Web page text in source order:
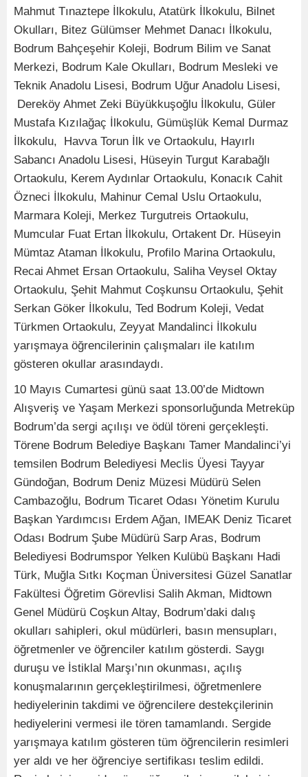
Mahmut Tınaztepe İlkokulu, Atatürk İlkokulu, Bilnet
Okulları, Bitez Gülümser Mehmet Danacı İlkokulu,
Bodrum Bahçeşehir Koleji, Bodrum Bilim ve Sanat
Merkezi, Bodrum Kale Okulları, Bodrum Mesleki ve
Teknik Anadolu Lisesi, Bodrum Uğur Anadolu Lisesi,
Dereköy Ahmet Zeki Büyükkuşoğlu İlkokulu, Güler
Mustafa Kızılağaç İlkokulu, Gümüşlük Kemal Durmaz
İlkokulu, Havva Torun İlk ve Ortaokulu, Hayırlı
Sabancı Anadolu Lisesi, Hüseyin Turgut Karabağlı
Ortaokulu, Kerem Aydınlar Ortaokulu, Konacık Cahit
Özneci İlkokulu, Mahinur Cemal Uslu Ortaokulu,
Marmara Koleji, Merkez Turgutreis Ortaokulu,
Mumcular Fuat Ertan İlkokulu, Ortakent Dr. Hüseyin
Mümtaz Ataman İlkokulu, Profilo Marina Ortaokulu,
Recai Ahmet Ersan Ortaokulu, Saliha Veysel Oktay
Ortaokulu, Şehit Mahmut Coşkunsu Ortaokulu, Şehit
Serkan Göker İlkokulu, Ted Bodrum Koleji, Vedat
Türkmen Ortaokulu, Zeyyat Mandalinci İlkokulu
yarışmaya öğrencilerinin çalışmaları ile katılım
gösteren okullar arasındaydı.
10 Mayıs Cumartesi günü saat 13.00’de Midtown
Alışveriş ve Yaşam Merkezi sponsorluğunda Metreküp
Bodrum’da sergi açılışı ve ödül töreni gerçekleşti.
Törene Bodrum Belediye Başkanı Tamer Mandalinci’yi
temsilen Bodrum Belediyesi Meclis Üyesi Tayyar
Gündoğan, Bodrum Deniz Müzesi Müdürü Selen
Cambazoğlu, Bodrum Ticaret Odası Yönetim Kurulu
Başkan Yardımcısı Erdem Ağan, IMEAK Deniz Ticaret
Odası Bodrum Şube Müdürü Sarp Aras, Bodrum
Belediyesi Bodrumspor Yelken Kulübü Başkanı Hadi
Türk, Muğla Sıtkı Koçman Üniversitesi Güzel Sanatlar
Fakültesi Öğretim Görevlisi Salih Akman, Midtown
Genel Müdürü Coşkun Altay, Bodrum’daki dalış
okulları sahipleri, okul müdürleri, basın mensupları,
öğretmenler ve öğrenciler katılım gösterdi. Saygı
duruşu ve İstiklal Marşı’nın okunması, açılış
konuşmalarının gerçekleştirilmesi, öğretmenlere
hediyelerinin takdimi ve öğrencilere destekçilerinin
hediyelerini vermesi ile tören tamamlandı. Sergide
yarışmaya katılım gösteren tüm öğrencilerin resimleri
yer aldı ve her öğrenciye sertifikası teslim edildi.